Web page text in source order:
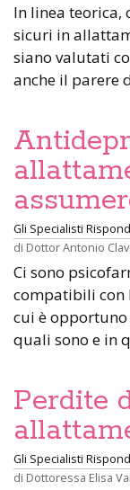
In linea teorica,
sicuri in
siano valutati
anche il parere
Gli Specialisti
di Dottor Antonio
Ci sono
compatibili con
cui è
quali sono e in
Perdite
Gli Specialisti
di Dottoressa Elisa